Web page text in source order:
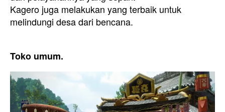
Kagero juga melakukan yang terbaik untuk
melindungi desa dari bencana.
Toko umum.